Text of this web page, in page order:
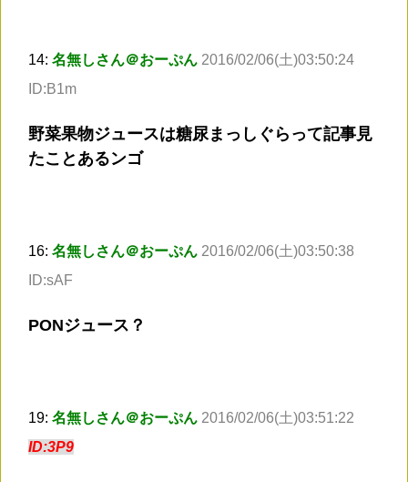
14: 名無しさん＠おーぷん 2016/02/06(土)03:50:24
ID:B1m
野菜果物ジュースは糖尿まっしぐらって記事見
たことあるンゴ
16: 名無しさん＠おーぷん 2016/02/06(土)03:50:38
ID:sAF
PONジュース？
19: 名無しさん＠おーぷん 2016/02/06(土)03:51:22
ID:3P9